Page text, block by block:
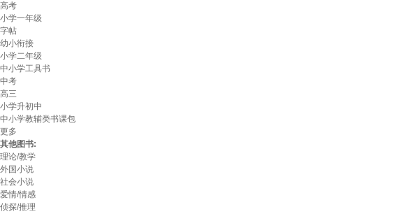
高考
小学一年级
字帖
幼小衔接
小学二年级
中小学工具书
中考
高三
小学升初中
中小学教辅类书课包
更多
其他图书:
理论/教学
外国小说
社会小说
爱情/情感
侦探/推理